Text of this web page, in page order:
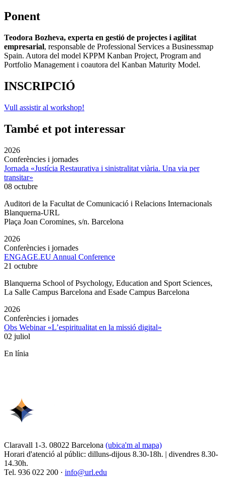
Ponent
Teodora Bozheva, experta en gestió de projectes i agilitat
empresarial, responsable de Professional Services a Businessmap
Spain. Autora del model KPPM Kanban Project, Program and
Portfolio Management i coautora del Kanban Maturity Model.
INSCRIPCIÓ
Vull assistir al workshop!
També et pot interessar
2026
Conferències i jornades
Jornada «Justícia Restaurativa i sinistralitat viària. Una via per
transitar»
08 octubre
Auditori de la Facultat de Comunicació i Relacions Internacionals
Blanquerna-URL
Plaça Joan Coromines, s/n. Barcelona
2026
Conferències i jornades
ENGAGE.EU Annual Conference
21 octubre
Blanquerna School of Psychology, Education and Sport Sciences,
La Salle Campus Barcelona and Esade Campus Barcelona
2026
Conferències i jornades
Obs Webinar «L’espiritualitat en la missió digital»
02 juliol
En línia
Claravall 1-3. 08022 Barcelona (ubica'm al mapa)
Horari d'atenció al públic: dilluns-dijous 8.30-18h. | divendres 8.30-
14.30h.
Tel. 936 022 200 · info@url.edu